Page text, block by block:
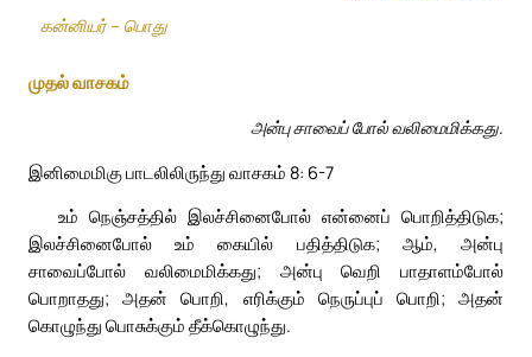
கன்னியர் – பொது
முதல் வாசகம்
அன்பு சாவைப் போல் வலிமைமிக்கது.
இனிமைமிகு பாடலிலிருந்து வாசகம் 8: 6-7
உம் நெஞ்சத்தில் இலச்சினைபோல் என்னைப் பொறித்திடுக;
இலச்சினைபோல் உம் கையில் பதித்திடுக; ஆம், அன்பு
சாவைப்போல் வலிமைமிக்கது; அன்பு வெறி பாதாளம்போல்
பொறாதது; அதன் பொறி, எரிக்கும் நெருப்புப் பொறி; அதன்
கொழுந்து பொசுக்கும் தீக்கொழுந்து.